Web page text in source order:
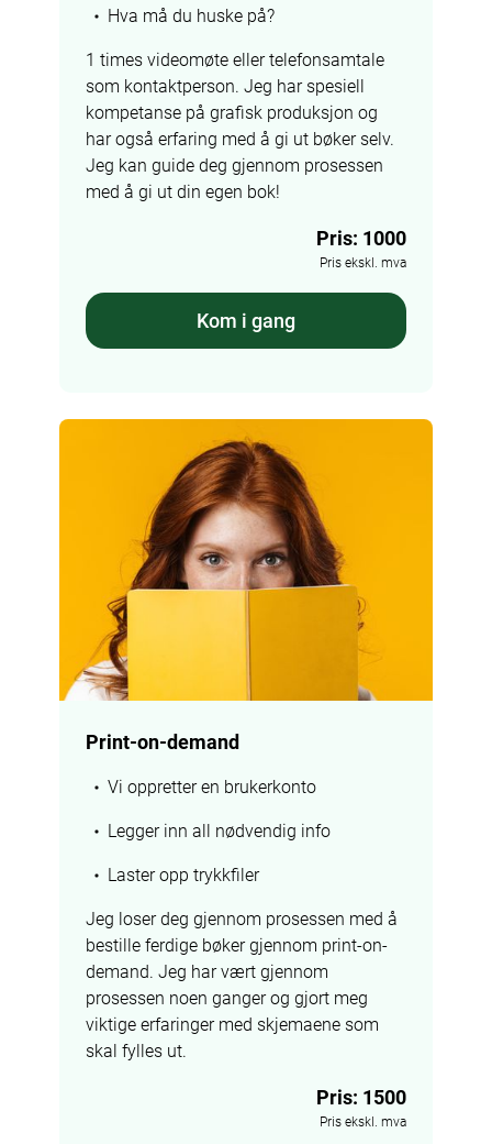
Hva må du huske på?
1 times videomøte eller telefonsamtale
som kontaktperson. Jeg har spesiell
kompetanse på grafisk produksjon og
har også erfaring med å gi ut bøker selv.
Jeg kan guide deg gjennom prosessen
med å gi ut din egen bok!
Pris: 1000
Pris ekskl. mva
Kom i gang
Print-on-demand
Vi oppretter en brukerkonto
Legger inn all nødvendig info
Laster opp trykkfiler
Jeg loser deg gjennom prosessen med å
bestille ferdige bøker gjennom print-on-
demand. Jeg har vært gjennom
prosessen noen ganger og gjort meg
viktige erfaringer med skjemaene som
skal fylles ut.
Pris: 1500
Pris ekskl. mva